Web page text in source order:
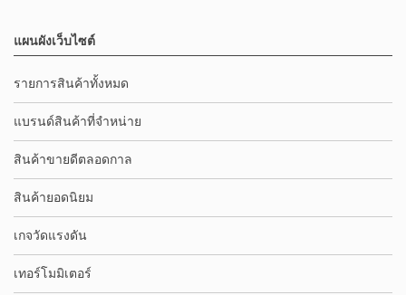
แผนผังเว็บไซต์
รายการสินค้าทั้งหมด
แบรนด์สินค้าที่จำหน่าย
สินค้าขายดีตลอดกาล
สินค้ายอดนิยม
เกจวัดแรงดัน
เทอร์โมมิเตอร์